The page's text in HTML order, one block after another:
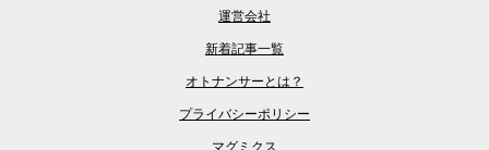
運営会社
新着記事一覧
オトナンサーとは？
プライバシーポリシー
マグミクス